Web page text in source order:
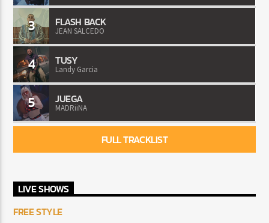
3 FLASH BACK
JEAN SALCEDO
4 TUSY
Landy Garcia
5 JUEGA
MADRiiNA
FULL TRACKLIST
LIVE SHOWS
FREE STYLE